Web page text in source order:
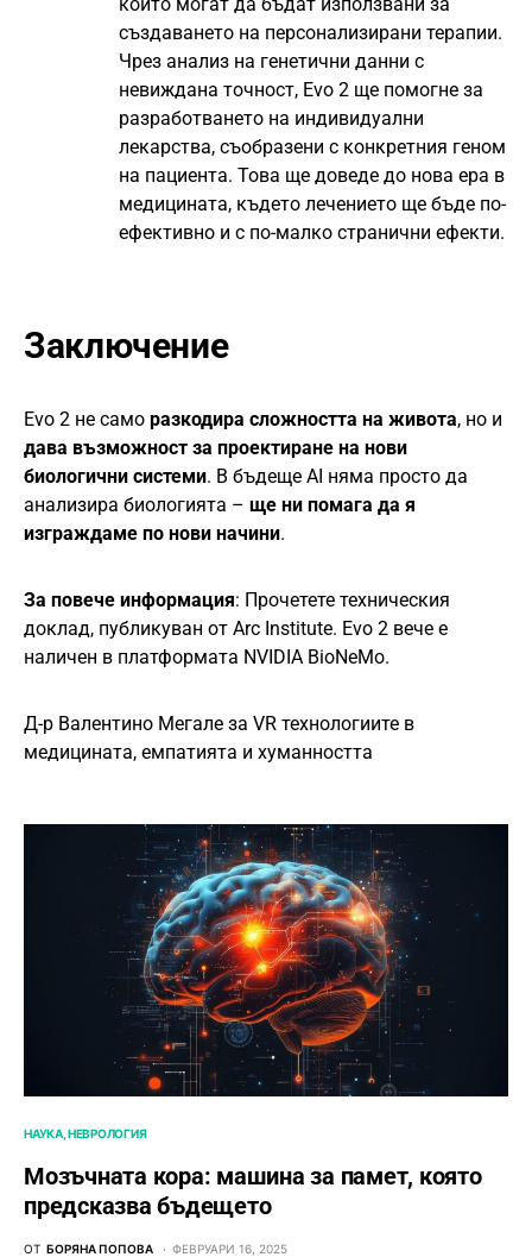
създаването на персонализирани терапии.
Чрез анализ на генетични данни с
невиждана точност, Evo 2 ще помогне за
разработването на индивидуални
лекарства, съобразени с конкретния геном
на пациента. Това ще доведе до нова ера в
медицината, където лечението ще бъде по-
ефективно и с по-малко странични ефекти.
Заключение
Evo 2 не само разкодира сложността на живота, но и
дава възможност за проектиране на нови
биологични системи. В бъдеще AI няма просто да
анализира биологията – ще ни помага да я
изграждаме по нови начини.
За повече информация: Прочетете техническия
доклад, публикуван от Arc Institute. Evo 2 вече е
наличен в платформата NVIDIA BioNeMo.
Д-р Валентино Мегале за VR технологиите в
медицината, емпатията и хуманността
НАУКА НЕВРОЛОГИЯ
Мозъчната кора: машина за памет, която
предсказва бъдещето
ОТ БОРЯНА ПОПОВА ФЕВРУАРИ 16, 2025